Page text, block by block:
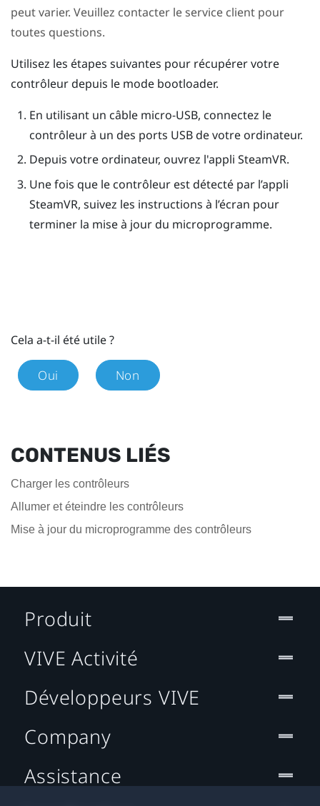
peut varier. Veuillez contacter le service client pour
toutes questions.
Utilisez les étapes suivantes pour récupérer votre
contrôleur depuis le mode bootloader.
En utilisant un câble micro-USB, connectez le
contrôleur à un des ports USB de votre ordinateur.
Depuis votre ordinateur, ouvrez l'appli SteamVR.
Une fois que le contrôleur est détecté par l’appli
SteamVR, suivez les instructions à l’écran pour
terminer la mise à jour du microprogramme.
Cela a-t-il été utile ?
Oui Non
CONTENUS LIÉS
Charger les contrôleurs
Allumer et éteindre les contrôleurs
Mise à jour du microprogramme des contrôleurs
Produit
VIVE Activité
Développeurs VIVE
Company
Assistance